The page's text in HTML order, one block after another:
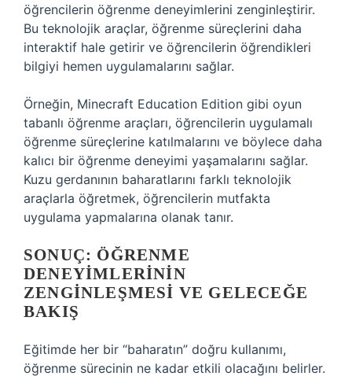
öğrencilerin öğrenme deneyimlerini zenginleştirir.
Bu teknolojik araçlar, öğrenme süreçlerini daha
interaktif hale getirir ve öğrencilerin öğrendikleri
bilgiyi hemen uygulamalarını sağlar.
Örneğin, Minecraft Education Edition gibi oyun
tabanlı öğrenme araçları, öğrencilerin uygulamalı
öğrenme süreçlerine katılmalarını ve böylece daha
kalıcı bir öğrenme deneyimi yaşamalarını sağlar.
Kuzu gerdanının baharatlarını farklı teknolojik
araçlarla öğretmek, öğrencilerin mutfakta
uygulama yapmalarına olanak tanır.
SONUÇ: ÖĞRENME
DENEYIMLERININ
ZENGINLEŞMESI VE GELECEĞE
BAKIŞ
Eğitimde her bir “baharatın” doğru kullanımı,
öğrenme sürecinin ne kadar etkili olacağını belirler.